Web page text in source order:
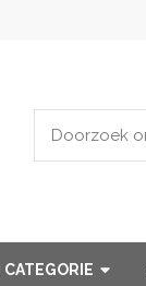
CATEGORIE